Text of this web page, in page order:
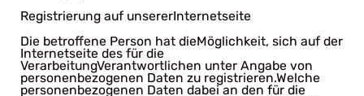
Registrierung auf unsererInternetseite
Die betroffene Person hat dieMöglichkeit, sich auf der
Internetseite des für die
VerarbeitungVerantwortlichen unter Angabe von
personenbezogenen Daten zu registrieren.Welche
personenbezogenen Daten dabei an den für die